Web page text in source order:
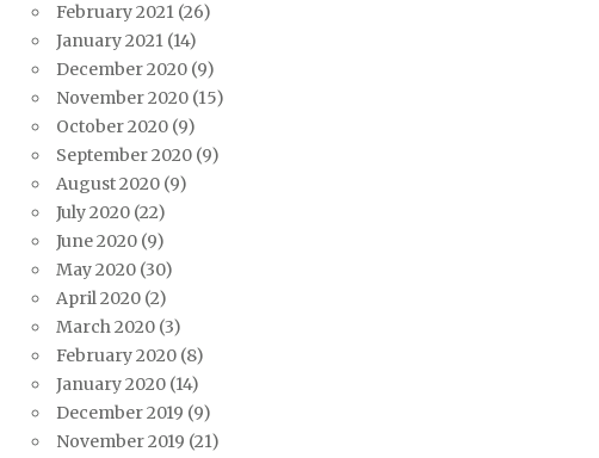
February 2021(26)
January 2021(14)
December 2020(9)
November 2020(15)
October 2020(9)
September 2020(9)
August 2020(9)
July 2020(22)
June 2020(9)
May 2020(30)
April 2020(2)
March 2020(3)
February 2020(8)
January 2020(14)
December 2019 (9)
November 2019 (21)